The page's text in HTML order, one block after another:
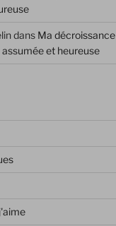
dans Ma décroissance
et heureuse